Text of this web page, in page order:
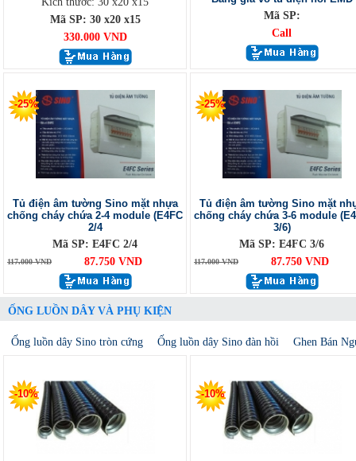
Mã SP: 30 x20 x15
330.000 VND
Mã SP:
Call
-25%
Tủ điện âm tường Sino mặt nhựa
chống cháy chứa 2-4 module (E4FC
2/4
Mã SP: E4FC 2/4
117.000 VND 87.750 VND
-25%
Tủ điện âm tường Sino mặt
chống cháy chứa 3-6 module
3/6)
Mã SP: E4FC 3/6
117.000 VND 87.750 VND
ỐNG LUỒN DÂY VÀ PHỤ KIỆN
Ống luồn dây Sino tròn cứng Ống luồn dây Sino đàn hồi Ghen Bán
-10% -10%